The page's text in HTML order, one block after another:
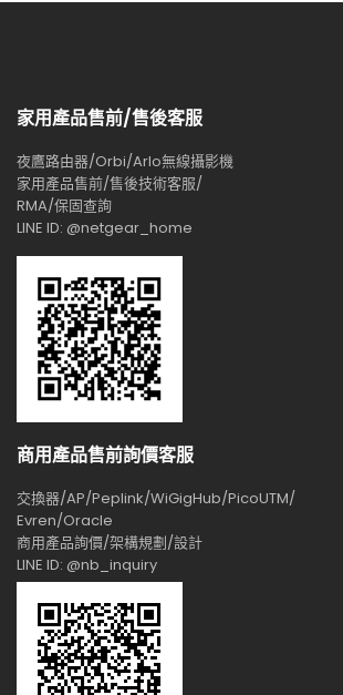
家用產品售前/售後客服
夜鷹路由器/Orbi/Arlo無線攝影機
家用產品售前/售後技術客服/
RMA/保固查詢
LINE ID: @netgear_home
商用產品售前詢價客服
交換器/AP/Peplink/WiGigHub/PicoUTM/
Evren/Oracle
商用產品詢價/架構規劃/設計
LINE ID: @nb_inquiry